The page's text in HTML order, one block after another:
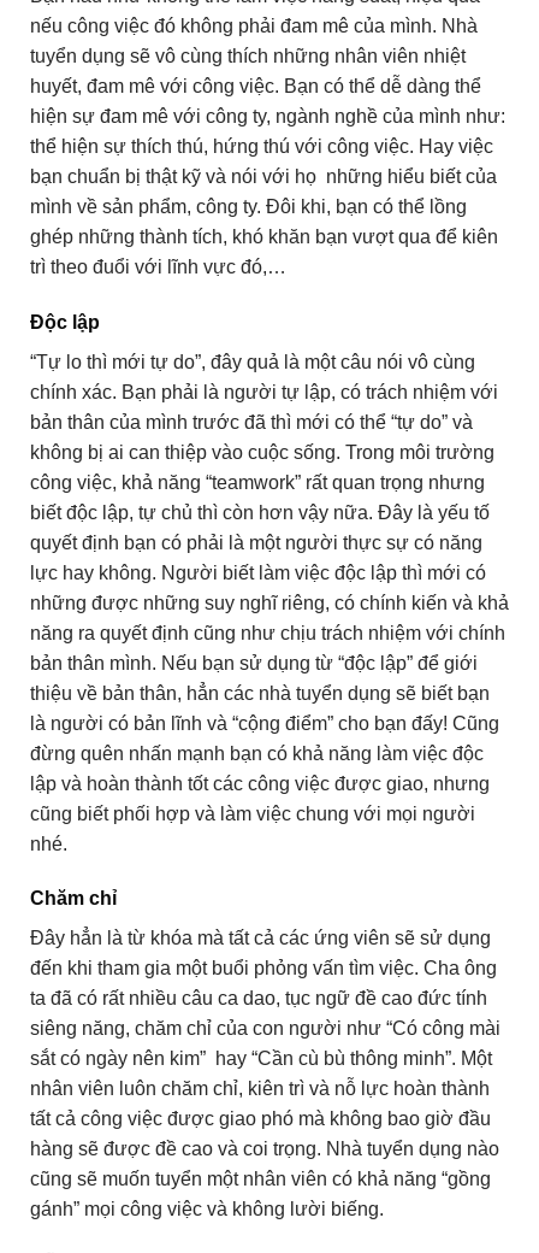
nếu công việc đó không phải đam mê của mình. Nhà
tuyển dụng sẽ vô cùng thích những nhân viên nhiệt
huyết, đam mê với công việc. Bạn có thể dễ dàng thể
hiện sự đam mê với công ty, ngành nghề của mình như:
thể hiện sự thích thú, hứng thú với công việc. Hay việc
bạn chuẩn bị thật kỹ và nói với họ những hiểu biết của
mình về sản phẩm, công ty. Đôi khi, bạn có thể lồng
ghép những thành tích, khó khăn bạn vượt qua để kiên
trì theo đuổi với lĩnh vực đó,…
Độc lập
“Tự lo thì mới tự do”, đây quả là một câu nói vô cùng
chính xác. Bạn phải là người tự lập, có trách nhiệm với
bản thân của mình trước đã thì mới có thể “tự do” và
không bị ai can thiệp vào cuộc sống. Trong môi trường
công việc, khả năng “teamwork” rất quan trọng nhưng
biết độc lập, tự chủ thì còn hơn vậy nữa. Đây là yếu tố
quyết định bạn có phải là một người thực sự có năng
lực hay không. Người biết làm việc độc lập thì mới có
những được những suy nghĩ riêng, có chính kiến và khả
năng ra quyết định cũng như chịu trách nhiệm với chính
bản thân mình. Nếu bạn sử dụng từ “độc lập” để giới
thiệu về bản thân, hẳn các nhà tuyển dụng sẽ biết bạn
là người có bản lĩnh và “cộng điểm” cho bạn đấy! Cũng
đừng quên nhấn mạnh bạn có khả năng làm việc độc
lập và hoàn thành tốt các công việc được giao, nhưng
cũng biết phối hợp và làm việc chung với mọi người
nhé.
Chăm chỉ
Đây hẳn là từ khóa mà tất cả các ứng viên sẽ sử dụng
đến khi tham gia một buổi phỏng vấn tìm việc. Cha ông
ta đã có rất nhiều câu ca dao, tục ngữ đề cao đức tính
siêng năng, chăm chỉ của con người như “Có công mài
sắt có ngày nên kim” hay “Cần cù bù thông minh”. Một
nhân viên luôn chăm chỉ, kiên trì và nỗ lực hoàn thành
tất cả công việc được giao phó mà không bao giờ đầu
hàng sẽ được đề cao và coi trọng. Nhà tuyển dụng nào
cũng sẽ muốn tuyển một nhân viên có khả năng “gồng
gánh” mọi công việc và không lười biếng.